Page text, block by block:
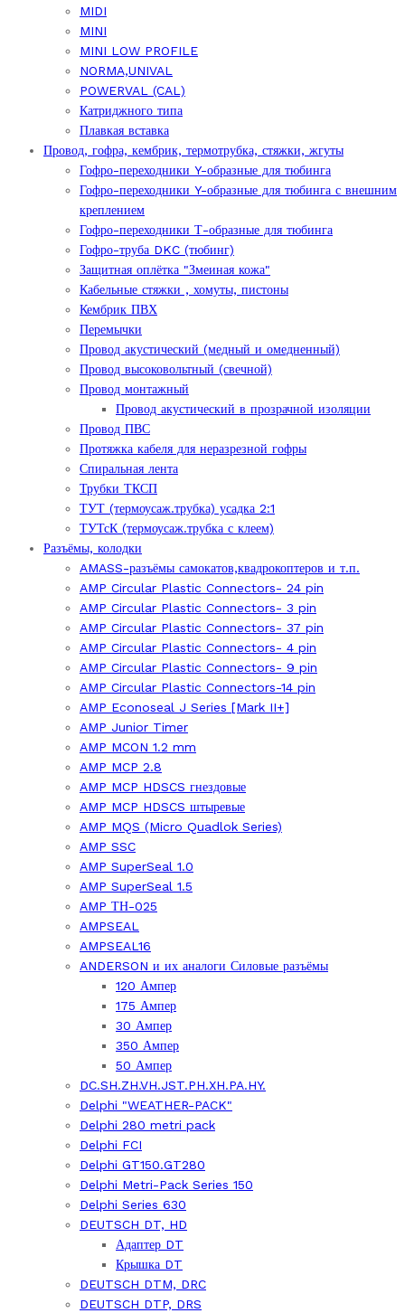
MIDI
MINI
MINI LOW PROFILE
NORMA,UNIVAL
POWERVAL (CAL)
Катриджного типа
Плавкая вставка
Провод, гофра, кембрик, термотрубка, стяжки, жгуты
Гофро-переходники Y-образные для тюбинга
Гофро-переходники Y-образные для тюбинга с внешним
креплением
Гофро-переходники Т-образные для тюбинга
Гофро-труба DKC (тюбинг)
Защитная оплётка "Змеиная кожа"
Кабельные стяжки , хомуты, пистоны
Кембрик ПВХ
Перемычки
Провод акустический (медный и омедненный)
Провод высоковольтный (свечной)
Провод монтажный
Провод акустический в прозрачной изоляции
Провод ПВС
Протяжка кабеля для неразрезной гофры
Спиральная лента
Трубки ТКСП
ТУТ (термоусаж.трубка) усадка 2:1
ТУТсК (термоусаж.трубка с клеем)
Разъёмы, колодки
AMASS-разъёмы самокатов,квадрокоптеров и т.п.
AMP Circular Plastic Connectors- 24 pin
AMP Circular Plastic Connectors- 3 pin
AMP Circular Plastic Connectors- 37 pin
AMP Circular Plastic Connectors- 4 pin
AMP Circular Plastic Connectors- 9 pin
AMP Circular Plastic Connectors-14 pin
AMP Econoseal J Series [Mark II+]
AMP Junior Timer
AMP MCON 1.2 mm
AMP MCP 2.8
AMP MCP HDSCS гнездовые
AMP MCP HDSCS штыревые
AMP MQS (Micro Quadlok Series)
AMP SSC
AMP SuperSeal 1.0
AMP SuperSeal 1.5
AMP ТН-025
AMPSEAL
AMPSEAL16
ANDERSON и их аналоги Силовые разъёмы
120 Ампер
175 Ампер
30 Ампер
350 Ампер
50 Ампер
DC.SH.ZH.VH.JST.PH.XH.PA.HY.
Delphi "WEATHER-PACK"
Delphi 280 metri pack
Delphi FCI
Delphi GT150.GT280
Delphi Metri-Pack Series 150
Delphi Series 630
DEUTSCH DT, HD
Адаптер DT
Крышка DT
DEUTSCH DTM, DRC
DEUTSCH DTP, DRS